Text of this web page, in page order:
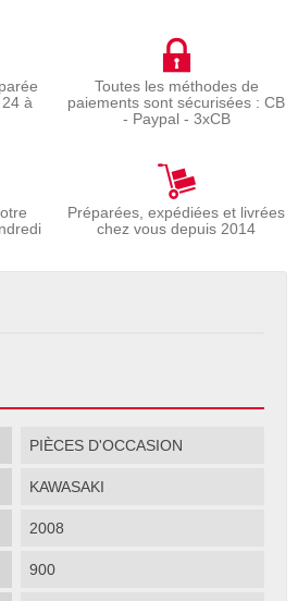
à
Toutes les méthodes de
paiements sont sécurisées : CB
- Paypal - 3xCB
Préparées, expédiées et livrées
chez vous depuis 2014
PIÈCES D'OCCASION
KAWASAKI
2008
900